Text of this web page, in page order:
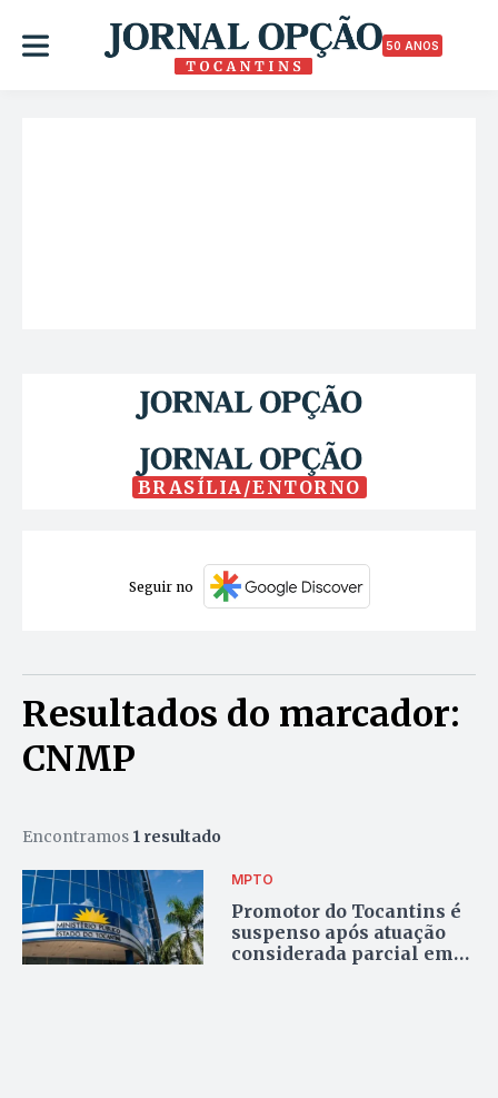
50 ANOS
BRASÍLIA/ENTORNO
Seguir no
Resultados do marcador:
CNMP
Encontramos 1 resultado
MPTO
Promotor do Tocantins é
suspenso após atuação
considerada parcial em